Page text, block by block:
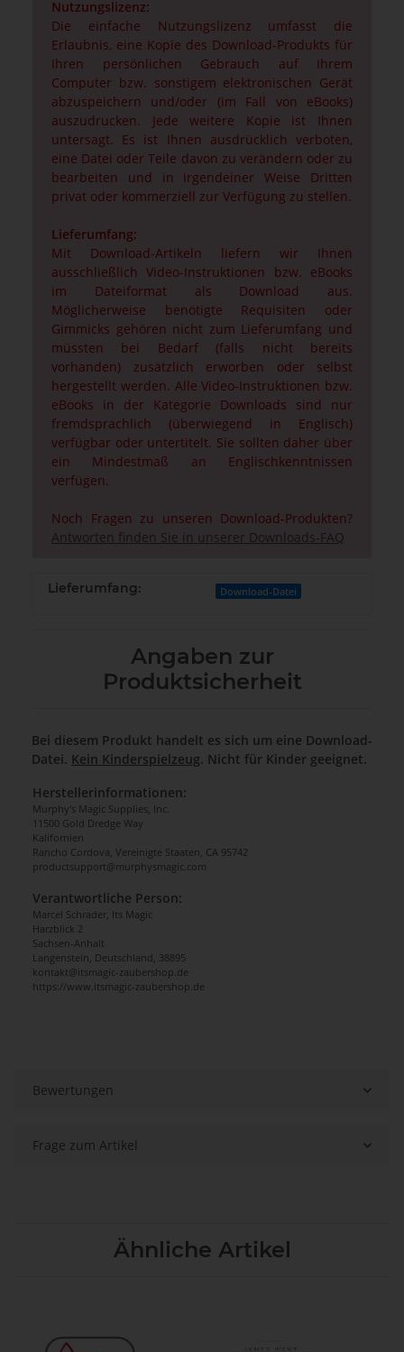
Nutzungslizenz:
Die einfache Nutzungslizenz umfasst die
Erlaubnis, eine Kopie des Download-Produkts für
Ihren persönlichen Gebrauch auf Ihrem
Computer bzw. sonstigem elektronischen Gerät
abzuspeichern und/oder (im Fall von eBooks)
auszudrucken. Jede weitere Kopie ist Ihnen
untersagt. Es ist Ihnen ausdrücklich verboten,
eine Datei oder Teile davon zu verändern oder zu
bearbeiten und in irgendeiner Weise Dritten
privat oder kommerziell zur Verfügung zu stellen.
Lieferumfang:
Mit Download-Artikeln liefern wir Ihnen
ausschließlich Video-Instruktionen bzw. eBooks
im Dateiformat als Download aus.
Möglicherweise benötigte Requisiten oder
Gimmicks gehören nicht zum Lieferumfang und
müssten bei Bedarf (falls nicht bereits
vorhanden) zusätzlich erworben oder selbst
hergestellt werden. Alle Video-Instruktionen bzw.
eBooks in der Kategorie Downloads sind nur
fremdsprachlich (überwiegend in Englisch)
verfügbar oder untertitelt. Sie sollten daher über
ein Mindestmaß an Englischkenntnissen
verfügen.
Noch Fragen zu unseren Download-Produkten?
Antworten finden Sie in unserer Downloads-FAQ
Lieferumfang: Download-Datei
Angaben zur
Produktsicherheit
Bei diesem Produkt handelt es sich um eine Download-
Datei. Kein Kinderspielzeug. Nicht für Kinder geeignet.
Herstellerinformationen:
Murphy's Magic Supplies, Inc.
11500 Gold Dredge Way
Kalifornien
Rancho Cordova, Vereinigte Staaten, CA 95742
productsupport@murphysmagic.com
Verantwortliche Person:
Marcel Schrader, Its Magic
Harzblick 2
Sachsen-Anhalt
Langenstein, Deutschland, 38895
kontakt@itsmagic-zaubershop.de
https://www.itsmagic-zaubershop.de
Bewertungen
Frage zum Artikel
Ähnliche Artikel